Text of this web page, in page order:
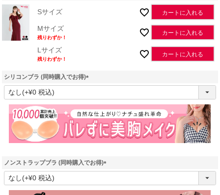
Sサイズ カートに入れる
Mサイズ
残りわずか！
カートに入れる
Lサイズ
残りわずか！
カートに入れる
シリコンブラ (同時購入でお得)
(
須
)
ノンストラップブラ (同時購入でお得)
(
須